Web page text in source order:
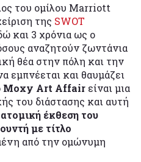
του ομίλου Marriott
της SWOT
και 3 χρόνια ως ο
αναζητούν ζωντάνια
θέα στην πόλη και την
εμπνέεται και θαυμάζει
Moxy Art Affair είναι μια
του διάστασης και αυτή
ατομική έκθεση του
με τίτλο
από την ομώνυμη